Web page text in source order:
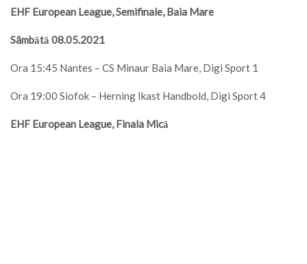
EHF European League, Semifinale, Baia Mare
Sâmbătă 08.05.2021
Ora 15:45 Nantes – CS Minaur Baia Mare, Digi Sport 1
Ora 19:00 Siofok – Herning Ikast Handbold, Digi Sport 4
EHF European League, Finala Mică